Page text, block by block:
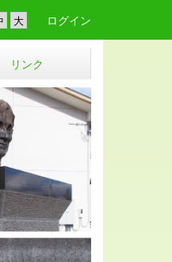
ログイン
リンク